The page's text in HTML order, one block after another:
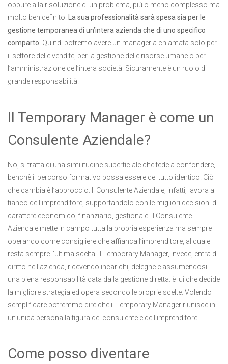
oppure alla risoluzione di un problema, più o meno complesso ma
molto ben definito.
La sua professionalità sarà spesa sia per le
gestione temporanea di un’intera azienda che di uno specifico
comparto . Quindi potremo avere un manager a chiamata solo per
il settore delle vendite, per la gestione delle risorse umane o per
l’amministrazione dell’intera società. Sicuramente è un ruolo di
grande responsabilità.
Il Temporary Manager è come un
Consulente Aziendale?
No, si tratta di una similitudine superficiale che tede a confondere,
benchè il percorso formativo possa essere del tutto identico. Ciò
che cambia è l’approccio. Il Consulente Aziendale, infatti, lavora al
fianco dell’imprenditore, supportandolo con le migliori decisioni di
carattere economico, finanziario, gestionale. Il Consulente
Aziendale mette in campo tutta la propria esperienza ma sempre
operando come consigliere che affianca l’imprenditore, al quale
resta sempre l’ultima scelta. Il Temporary Manager, invece, entra di
diritto nell’azienda, ricevendo incarichi, deleghe e assumendosi
una piena responsabilità data dalla gestione diretta: è lui che decide
la migliore strategia ed opera secondo le proprie scelte. Volendo
semplificare potremmo dire che il Temporary Manager riunisce in
un’unica persona la figura del consulente e dell’imprenditore.
Come posso diventare